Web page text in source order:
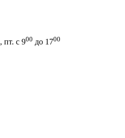
, пт. с 900 до 1700